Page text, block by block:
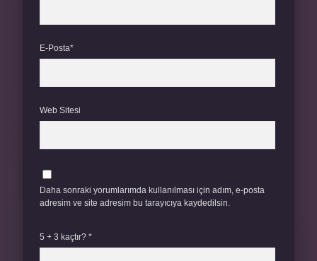
E-Posta*
Web Sitesi
Daha sonraki yorumlarımda kullanılması için adım, e-posta
adresim ve site adresim bu tarayıcıya kaydedilsin.
5 + 3 kaçtır? *